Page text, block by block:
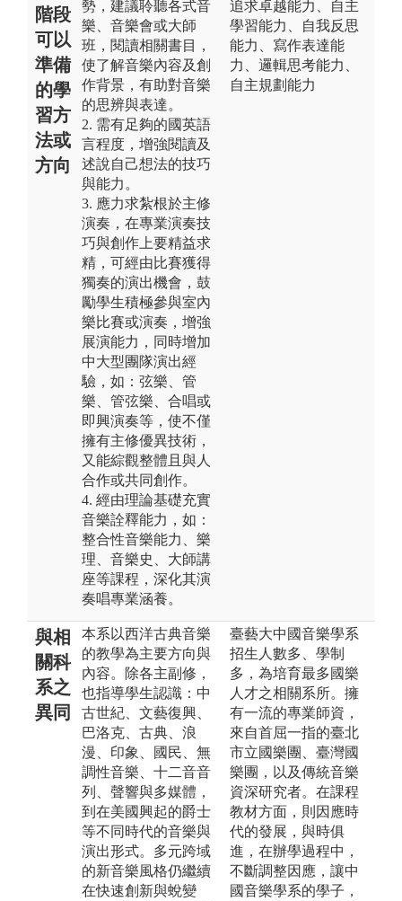
階段
可以
準備
的學
習方
法或
方向
勢，建議聆聽各式音
樂、音樂會或大師
班，閱讀相關書目，
使了解音樂內容及創
作背景，有助對音樂
的思辨與表達。
2. 需有足夠的國英語
言程度，增強閱讀及
述說自己想法的技巧
與能力。
3. 應力求紮根於主修
演奏，在專業演奏技
巧與創作上要精益求
精，可經由比賽獲得
獨奏的演出機會，鼓
勵學生積極參與室內
樂比賽或演奏，增強
展演能力，同時增加
中大型團隊演出經
驗，如：弦樂、管
樂、管弦樂、合唱或
即興演奏等，使不僅
擁有主修優異技術，
又能綜觀整體且與人
合作或共同創作。
4. 經由理論基礎充實
音樂詮釋能力，如：
整合性音樂能力、樂
理、音樂史、大師講
座等課程，深化其演
奏唱專業涵養。
追求卓越能力、自主
學習能力、自我反思
能力、寫作表達能
力、邏輯思考能力、
自主規劃能力
與相
關科
系之
異同
本系以西洋古典音樂
的教學為主要方向與
內容。除各主副修，
也指導學生認識：中
古世紀、文藝復興、
巴洛克、古典、浪
漫、印象、國民、無
調性音樂、十二音音
列、聲響與多媒體，
到在美國興起的爵士
等不同時代的音樂與
演出形式。多元跨域
的新音樂風格仍繼續
在快速創新與蛻變
臺藝大中國音樂學系
招生人數多、學制
多，為培育最多國樂
人才之相關系所。擁
有一流的專業師資，
來自首屈一指的臺北
市立國樂團、臺灣國
樂團， 以及傳統音樂
資深研究者。在課程
教材方面，則因應時
代的發展，與時俱
進，在辦學過程中，
不斷調整因應，讓中
國音樂學系的學子，